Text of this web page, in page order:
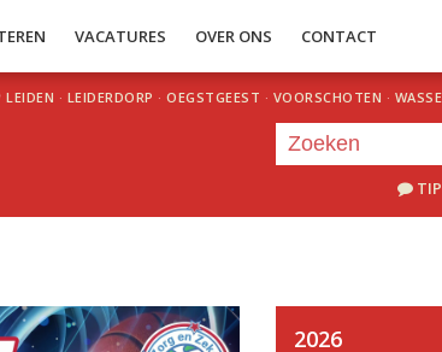
VACATURES OVER ONS CONTACT
LEIDEN · LEIDERDORP · OEGSTGEEST · VOORSCHOTEN ·
2026